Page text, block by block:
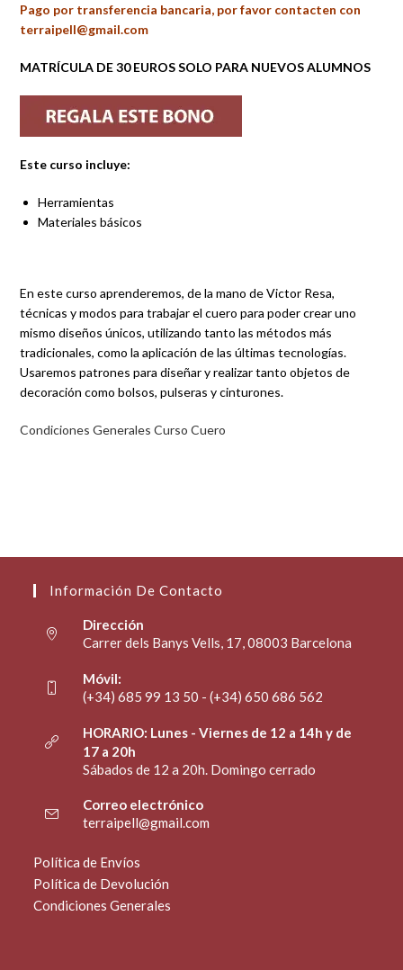
Pago por transferencia bancaria, por favor contacten con
terraipell@gmail.com
MATRÍCULA DE 30 EUROS SOLO PARA NUEVOS ALUMNOS
Este curso incluye:
Herramientas
Materiales básicos
En este curso aprenderemos, de la mano de Victor Resa,
técnicas y modos para trabajar el cuero para poder crear uno
mismo diseños únicos, utilizando tanto las métodos más
tradicionales, como la aplicación de las últimas tecnologías.
Usaremos patrones para diseñar y realizar tanto objetos de
decoración como bolsos, pulseras y cinturones.
Condiciones Generales Curso Cuero
Información De Contacto
Dirección
Carrer dels Banys Vells, 17, 08003 Barcelona
Móvil:
(+34) 685 99 13 50 - (+34) 650 686 562
HORARIO: Lunes - Viernes de 12 a 14h y de
17 a 20h
Sábados de 12 a 20h. Domingo cerrado
Correo electrónico
terraipell@gmail.com
Política de Envíos
Política de Devolución
Condiciones Generales